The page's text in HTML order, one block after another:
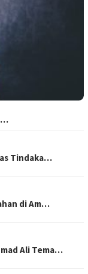
Tindaka…
di Am…
Ali Tema…